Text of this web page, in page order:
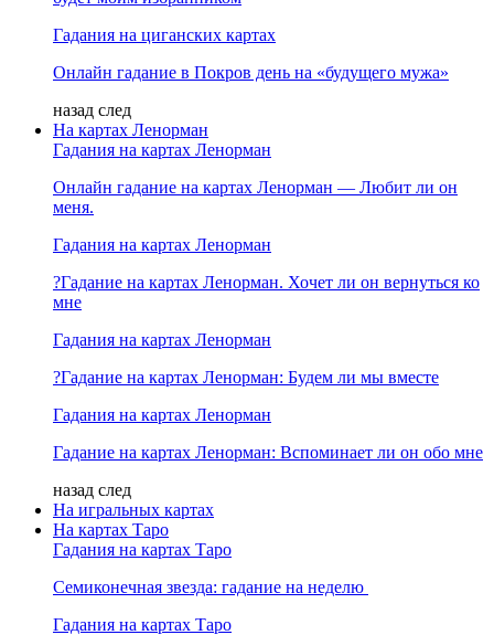
Гадания на циганских картах
Онлайн гадание в Покров день на «будущего мужа»
назад след
На картах Ленорман
Гадания на картах Ленорман
Онлайн гадание на картах Ленорман — Любит ли он
меня.
Гадания на картах Ленорман
?Гадание на картах Ленорман. Хочет ли он вернуться ко
мне
Гадания на картах Ленорман
?Гадание на картах Ленорман: Будем ли мы вместе
Гадания на картах Ленорман
Гадание на картах Ленорман: Вспоминает ли он обо мне
назад след
На игральных картах
На картах Таро
Гадания на картах Таро
Семиконечная звезда: гадание на неделю
Гадания на картах Таро